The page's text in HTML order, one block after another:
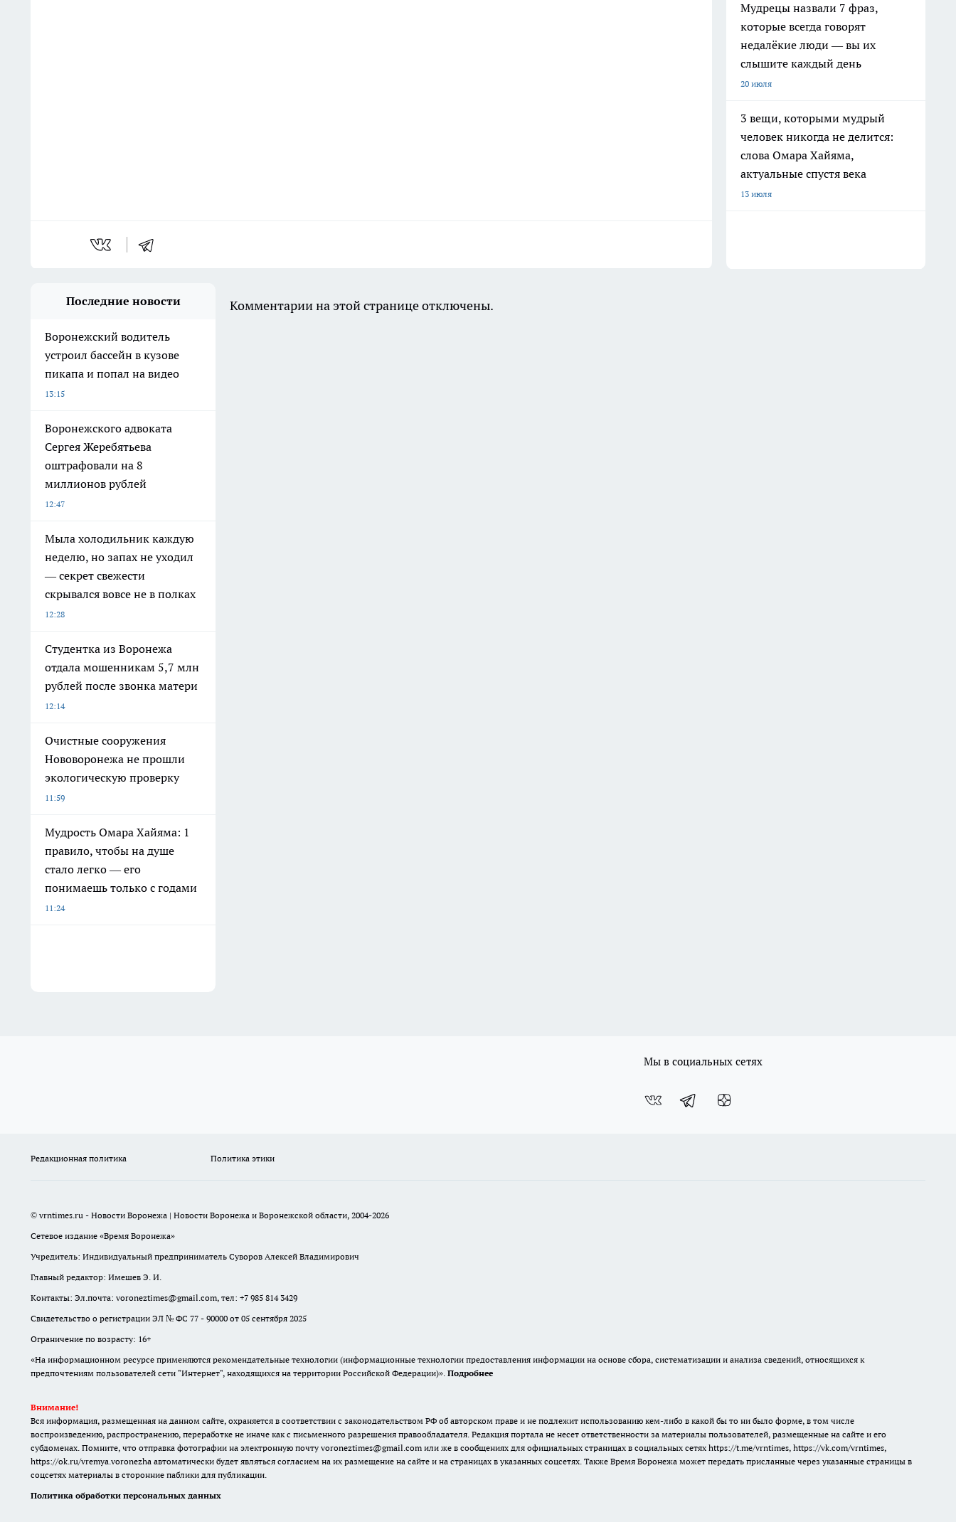
Мудрецы назвали 7 фраз,
которые всегда говорят
недалёкие люди — вы их
слышите каждый день
20 июля
3 вещи, которыми мудрый
человек никогда не делится:
слова Омара Хайяма,
актуальные спустя века
13 июля
Последние новости
Воронежский водитель
устроил бассейн в кузове
пикапа и попал на видео
13:15
Воронежского адвоката
Сергея Жеребятьева
оштрафовали на 8
миллионов рублей
12:47
Мыла холодильник каждую
неделю, но запах не уходил
— секрет свежести
скрывался вовсе не в полках
12:28
Студентка из Воронежа
отдала мошенникам 5,7 млн
рублей после звонка матери
12:14
Очистные сооружения
Нововоронежа не прошли
экологическую проверку
11:59
Мудрость Омара Хайяма: 1
правило, чтобы на душе
стало легко — его
понимаешь только с годами
11:24
Комментарии на этой странице отключены.
Мы в социальных сетях
Редакционная политика Политика этики
© vrntimes.ru - Новости Воронежа | Новости Воронежа и Воронежской области, 2004-2026
Сетевое издание «Время Воронежа»
Учредитель: Индивидуальный предприниматель Суворов Алексей Владимирович
Главный редактор: Имешев Э. И.
Контакты: Эл.почта: voroneztimes@gmail.com, тел: +7 985 814 3429
Свидетельство о регистрации ЭЛ № ФС 77 - 90000 от 05 сентября 2025
Ограничение по возрасту: 16+
«На информационном ресурсе применяются рекомендательные технологии (информационные технологии предоставления информации на основе сбора, систематизации и анализа сведений, относящихся к
предпочтениям пользователей сети "Интернет", находящихся на территории Российской Федерации)». Подробнее
Внимание!
Вся информация, размещенная на данном сайте, охраняется в соответствии с законодательством РФ об авторском праве и не подлежит использованию кем-либо в какой бы то ни было форме, в том числе
воспроизведению, распространению, переработке не иначе как с письменного разрешения правообладателя. Редакция портала не несет ответственности за материалы пользователей, размещенные на сайте и его
субдоменах. Помните, что отправка фотографии на электронную почту voroneztimes@gmail.com или же в сообщениях для официальных страницах в социальных сетях https://t.me/vrntimes, https://vk.com/vrntimes,
https://ok.ru/vremya.voronezha автоматически будет являться согласием на их размещение на сайте и на страницах в указанных соцсетях. Также Время Воронежа может передать присланные через указанные страницы в
соцсетях материалы в сторонние паблики для публикации.
Политика обработки персональных данных